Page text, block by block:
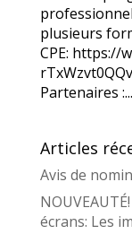
plusieurs
CPE: https://
Partenaires :...
Articles
Avis de
écrans: Les